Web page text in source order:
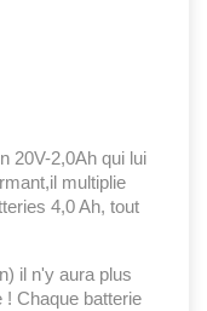
20V-2,0Ah qui lui
multiplie
4,0 Ah, tout
il n'y aura plus
Chaque batterie